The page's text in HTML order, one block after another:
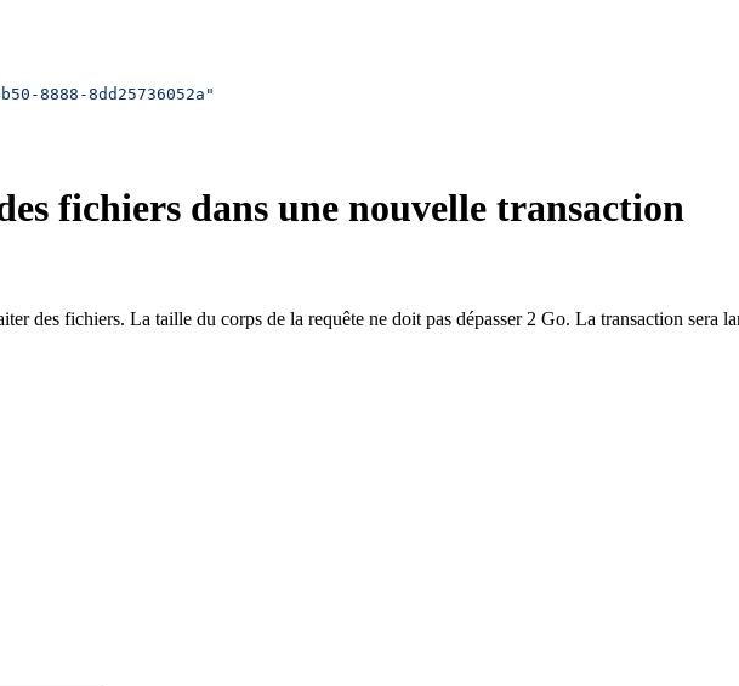
8888-8dd25736052a"
fichiers dans une nouvelle transaction
des fichiers. La taille du corps de la requête ne doit pas dépasser 2 Go. La transaction sera